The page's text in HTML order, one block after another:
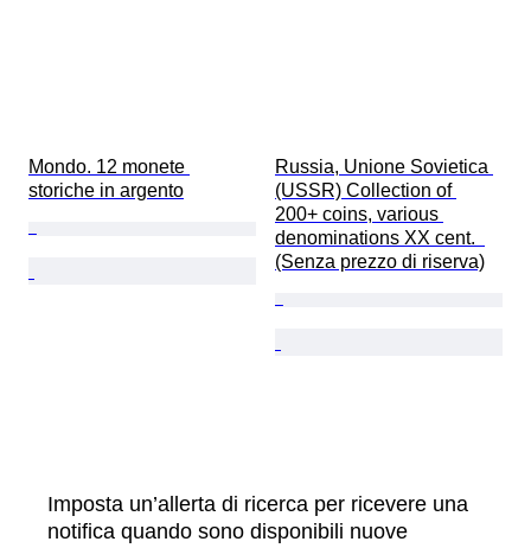
Mondo. 12 monete
storiche in argento
Russia, Unione Sovietica
(USSR) Collection of
200+ coins, various
denominations XX cent.
(Senza prezzo di riserva)
Imposta un’allerta di ricerca per ricevere una
notifica quando sono disponibili nuove